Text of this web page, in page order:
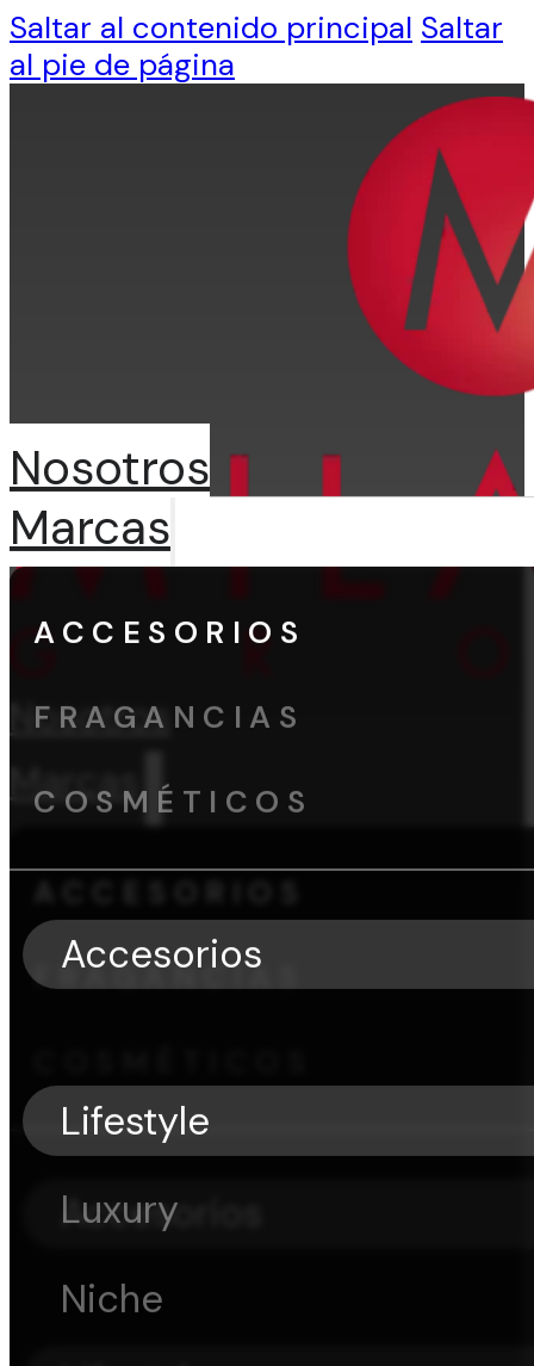
Saltar al contenido principal Saltar
al pie de página
Nosotros
Marcas
ACCESORIOS
FRAGANCIAS
Accesorios
Nosotros
Marcas
ACCESORIOS
FRAGANCIAS
COSMÉTICOS
Accesorios
Lifestyle
Luxury
Niche